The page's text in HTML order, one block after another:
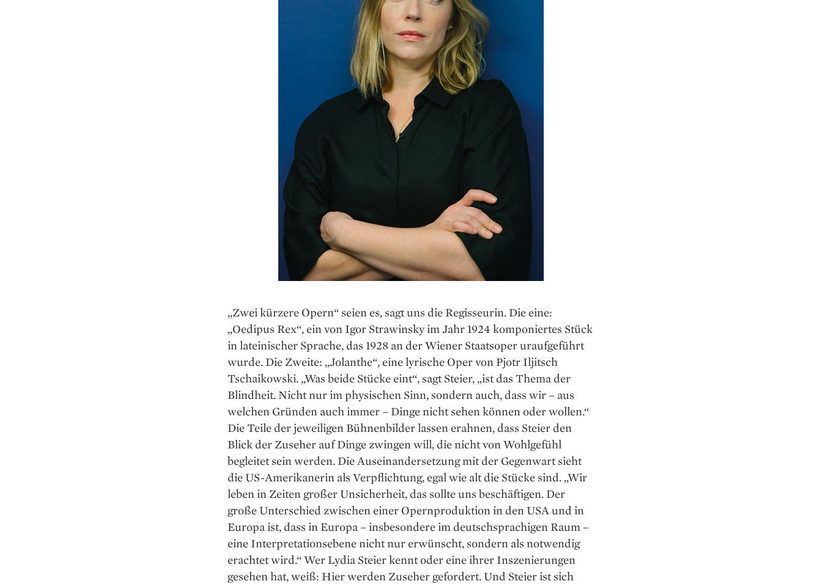
„Zwei kürzere Opern“ seien es, sagt uns die Regisseurin. Die eine:
„Oedipus Rex“, ein von Igor Strawinsky im Jahr 1924 komponiertes Stück
in ­lateinischer Sprache, das 1928 an der Wiener Staatsoper uraufgeführt
wurde. Die Zweite: „Jolanthe“, eine lyrische Oper von Pjotr Iljitsch
Tschaikowski. „Was beide Stücke eint“, sagt Steier, „ist das Thema der
Blindheit. Nicht nur im physischen Sinn, sondern auch, dass wir – aus
welchen Gründen auch immer – Dinge nicht sehen können oder wollen.“
Die Teile der jeweiligen Bühnenbilder lassen erahnen, dass Steier den
Blick der Zuseher auf Dinge zwingen will, die nicht von Wohlgefühl
begleitet sein werden. Die Auseinandersetzung mit der Gegenwart sieht
die US-Amerikanerin als Verpflichtung, egal wie alt die Stücke sind. „Wir
leben in Zeiten großer Unsicherheit, das sollte uns beschäftigen. Der
große Unterschied zwischen einer Opernproduktion in den USA und in
Europa ist, dass in Europa – insbesondere im deutschsprachigen Raum –
eine Interpretationsebene nicht nur erwünscht, sondern als notwendig
erachtet wird.“ Wer Lydia Steier kennt oder eine ihrer Inszenierungen
gesehen hat, weiß: Hier werden Zuseher gefordert. Und Steier ist sich